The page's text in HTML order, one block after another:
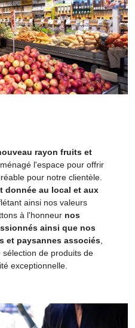
rayon fruits et
l'espace pour offrir
pour notre clientèle.
donnée au local et aux
ainsi nos valeurs
à l'honneur nos
ainsi que nos
et paysannes associés,
de produits de
exceptionnelle.